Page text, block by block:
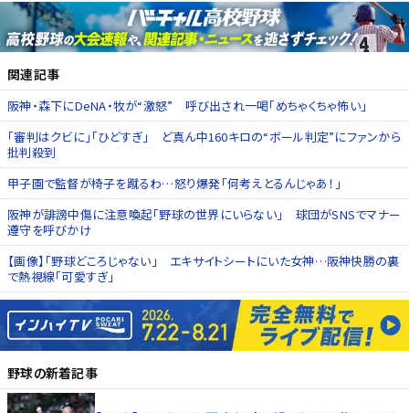
関連記事
阪神・森下にDeNA・牧が“激怒” 呼び出され一喝「めちゃくちゃ怖い」
「審判はクビに」「ひどすぎ」 ど真ん中160キロの“ボール判定”にファンから
批判殺到
甲子園で監督が椅子を蹴るわ…怒り爆発「何考えとるんじゃあ！」
阪神が誹謗中傷に注意喚起「野球の世界にいらない」 球団がSNSでマナー
遵守を呼びかけ
【画像】「野球どころじゃない」 エキサイトシートにいた女神…阪神快勝の裏
で熱視線「可愛すぎ」
野球の新着記事